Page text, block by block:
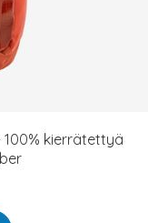
100% kierrätettyä